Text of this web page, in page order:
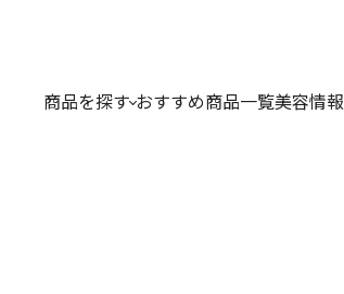
商品を探す おすすめ商品一覧美容情報